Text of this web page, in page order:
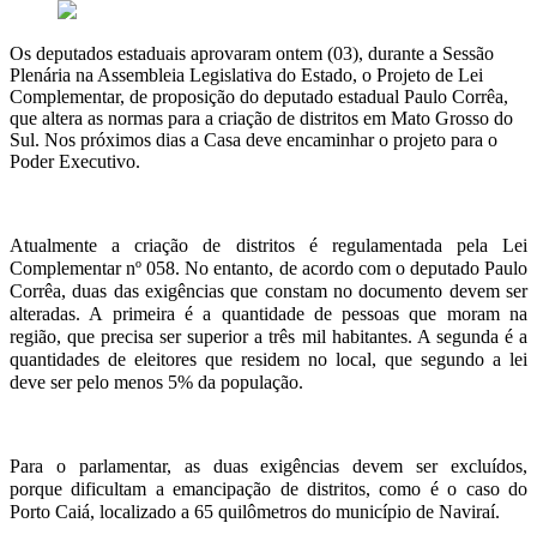
Os deputados estaduais aprovaram ontem (03), durante a Sessão
Plenária na Assembleia Legislativa do Estado, o Projeto de Lei
Complementar, de proposição do deputado estadual Paulo Corrêa,
que altera as normas para a criação de distritos em Mato Grosso do
Sul. Nos próximos dias a Casa deve encaminhar o projeto para o
Poder Executivo.
Atualmente a criação de distritos é regulamentada pela Lei
Complementar nº 058. No entanto, de acordo com o deputado Paulo
Corrêa, duas das exigências que constam no documento devem ser
alteradas. A primeira é a quantidade de pessoas que moram na
região, que precisa ser superior a três mil habitantes. A segunda é a
quantidades de eleitores que residem no local, que segundo a lei
deve ser pelo menos 5% da população.
Para o parlamentar, as duas exigências devem ser excluídos,
porque dificultam a emancipação de distritos, como é o caso do
Porto Caiá, localizado a 65 quilômetros do município de Naviraí.